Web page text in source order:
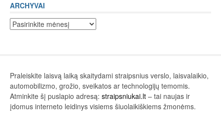
ARCHYVAI
Archyvai
Praleiskite laisvą laiką skaitydami straipsnius verslo, laisvalaikio,
automobilizmo, grožio, sveikatos ar technologijų temomis.
Atminkite šį puslapio adresą: straipsniukai.lt – tai naujas ir
įdomus interneto leidinys visiems šiuolaikiškiems žmonėms.